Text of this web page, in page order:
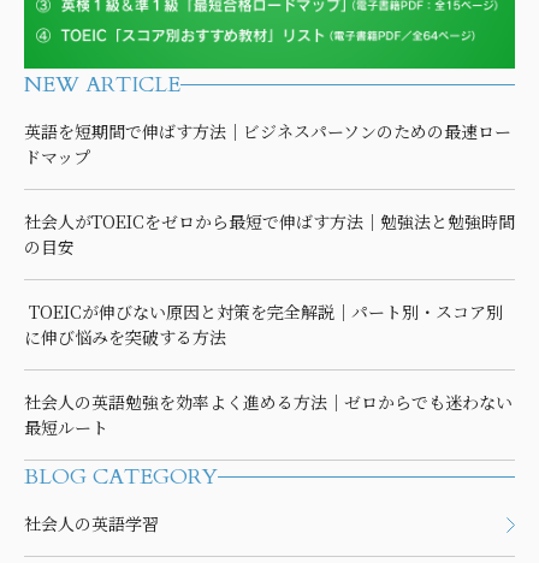
NEW ARTICLE
英語を短期間で伸ばす方法｜ビジネスパーソンのための最速ロー
ドマップ
社会人がTOEICをゼロから最短で伸ばす方法｜勉強法と勉強時間
の目安
TOEICが伸びない原因と対策を完全解説｜パート別・スコア別
に伸び悩みを突破する方法
社会人の英語勉強を効率よく進める方法｜ゼロからでも迷わない
最短ルート
BLOG CATEGORY
社会人の英語学習